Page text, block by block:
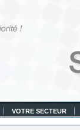
VOTRE SECTEUR